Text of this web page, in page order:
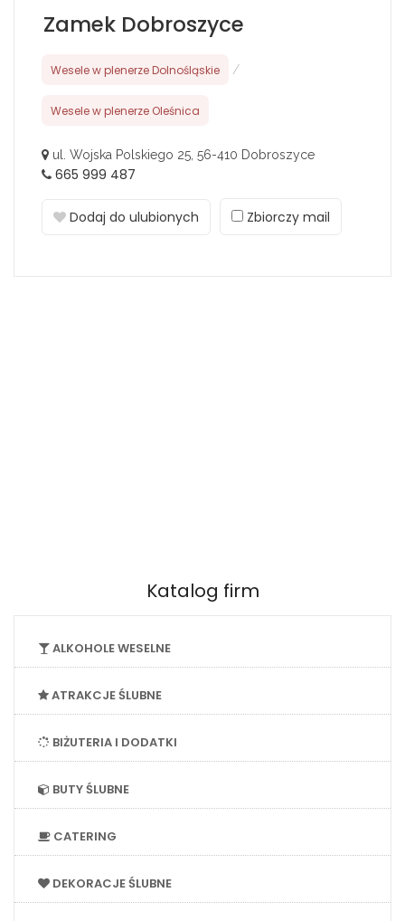
Zamek Dobroszyce
Wesele w plenerze Dolnośląskie /
Wesele w plenerze Oleśnica
ul. Wojska Polskiego 25, 56-410 Dobroszyce
665 999 487
Dodaj do ulubionych Zbiorczy mail
Katalog firm
ALKOHOLE WESELNE
ATRAKCJE ŚLUBNE
BIŻUTERIA I DODATKI
BUTY ŚLUBNE
CATERING
DEKORACJE ŚLUBNE